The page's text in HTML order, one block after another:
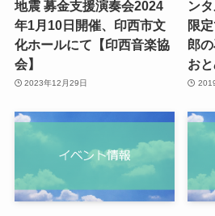
地震 募金支援演奏会2024
年1月10日開催、印西市文
化ホールにて【印西音楽協
会】
2023年12月29日
ン
限
郎
おと